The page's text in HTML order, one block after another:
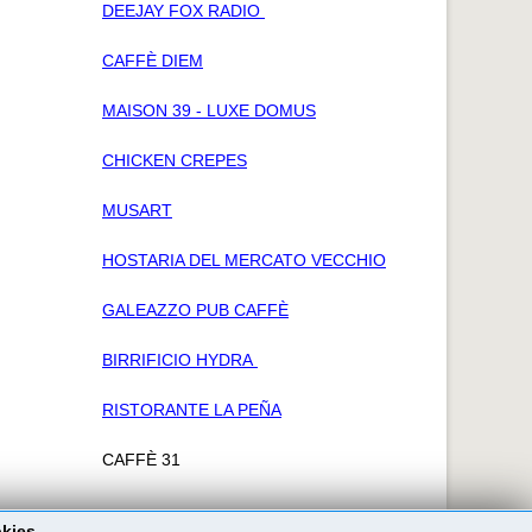
DEEJAY FOX RADIO
CAFFÈ DIEM
MAISON 39 - LUXE DOMUS
CHICKEN CREPES
MUSART
HOSTARIA DEL MERCATO VECCHIO
GALEAZZO PUB CAFFÈ
BIRRIFICIO HYDRA
RISTORANTE LA PEÑA
CAFFÈ 31